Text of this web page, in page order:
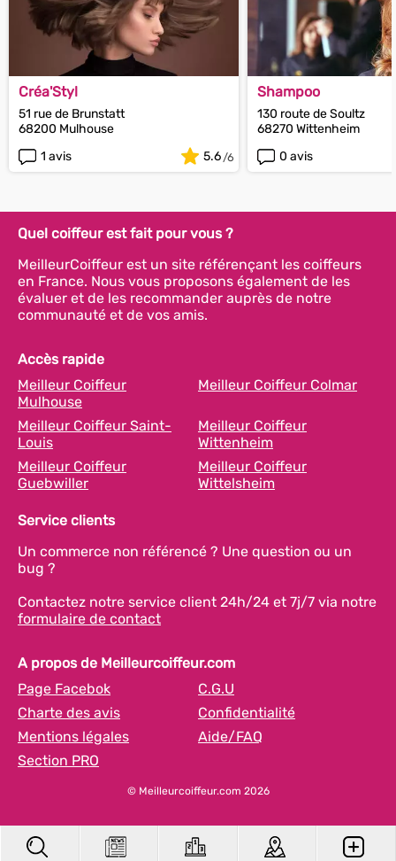
Créa'Styl
51 rue de Brunstatt
68200 Mulhouse
1 avis
5.6
Shampoo
130 route de Soultz
68270 Wittenheim
0 avis
Quel coiffeur est fait pour vous ?
MeilleurCoiffeur est un site référençant les coiffeurs
en France. Nous vous proposons également de les
évaluer et de les recommander auprès de notre
communauté et de vos amis.
Accès rapide
Meilleur Coiffeur
Mulhouse
Meilleur Coiffeur Colmar
Meilleur Coiffeur Saint-
Louis
Meilleur Coiffeur
Wittenheim
Meilleur Coiffeur
Guebwiller
Meilleur Coiffeur
Wittelsheim
Service clients
Un commerce non référencé ? Une question ou un
bug ?
Contactez notre service client 24h/24 et 7j/7 via notre
formulaire de contact
A propos de Meilleurcoiffeur.com
Page Facebok
C.G.U
Charte des avis
Confidentialité
Mentions légales
Aide/FAQ
Section PRO
© Meilleurcoiffeur.com 2026